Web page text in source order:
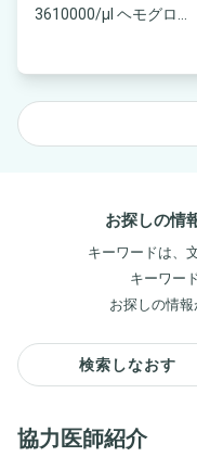
3610000/μl ヘモグロ...
お探しの情
キーワードは、
キーワー
お探しの情
検索しなおす
協力医師紹介